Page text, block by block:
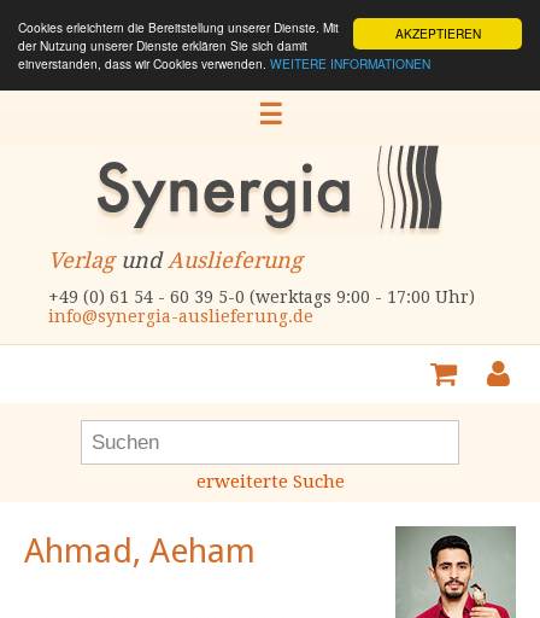
AKZEPTIEREN
Cookies erleichtern die Bereitstellung unserer Dienste. Mit
der Nutzung unserer Dienste erklären Sie sich damit
einverstanden, dass wir Cookies verwenden. WEITERE INFORMATIONEN
☰
VerlagundAuslieferung
+49 (0) 61 54 - 60 39 5-0 (werktags 9:00 - 17:00 Uhr)
info@synergia-auslieferung.de
erweiterte Suche
Ahmad, Aeham